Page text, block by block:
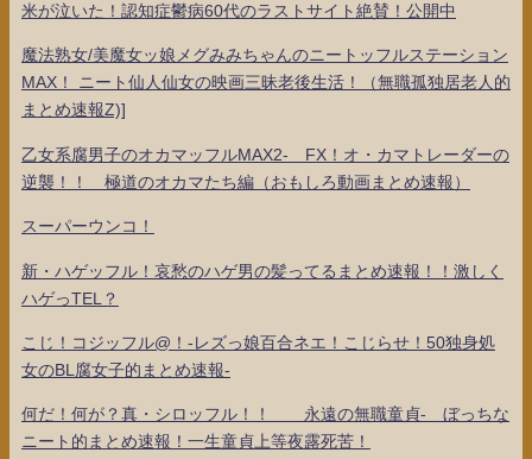
米が泣いた！認知症鬱病60代のラストサイト絶賛！公開中
魔法熟女/美魔女ッ娘メグみみちゃんのニートッフルステーション
MAX！ ニート仙人仙女の映画三昧老後生活！（無職孤独居老人的
まとめ速報Z)]
乙女系腐男子のオカマッフルMAX2- FX！オ・カマトレーダーの
逆襲！！ 極道のオカマたち編（おもしろ動画まとめ速報）
スーパーウンコ！
新・ハゲッフル！哀愁のハゲ男の髪ってるまとめ速報！！激しく
ハゲっTEL？
こじ！コジッフル@！-レズっ娘百合ネエ！こじらせ！50独身処
女のBL腐女子的まとめ速報-
何だ！何が？真・シロッフル！！ 永遠の無職童貞- ぼっちな
ニート的まとめ速報！一生童貞上等夜露死苦！